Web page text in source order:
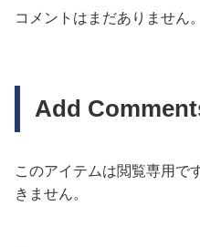
コメントはまだありません。
Add
このアイテムは閲覧専用で
きません。